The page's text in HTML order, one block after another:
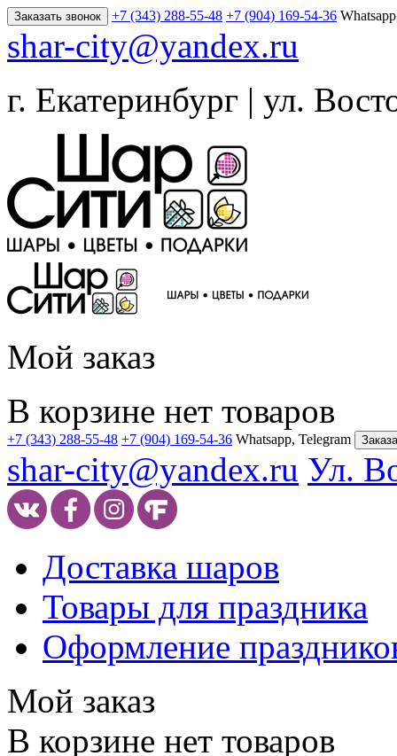
Заказать звонок +7 (343) 288-55-48 +7 (904) 169-54-36
shar-city@yandex.ru
г. Екатеринбург | ул.
Мой заказ
В корзине нет товаров
+7 (343) 288-55-48 +7 (904) 169-54-36 Whatsapp, Telegram
shar-city@yandex.ru Ул.
Доставка шаров
Товары для праздника
Оформление
Мой заказ
В корзине нет товаров